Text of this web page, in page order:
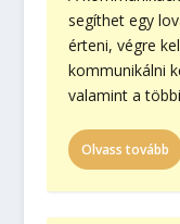
segíthet egy
érteni, végre
kommunikálni
valamint a
Olvass tovább